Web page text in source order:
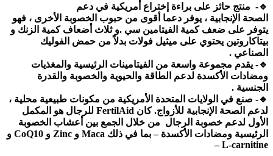
🔹️- منتج حائز على براءة إختراع أمريكية في دعم
الصحة الإنجابية ، يوفر دعما أقوى من حبوب الخصوبة الأخرى ، فهو
يتوفر على ضعف كمية الفيتامين سي .و ثلاث أضعاف كمية الزنك و
بيتاكاروتين يحتوي على ميثيل فولات بدلاً من حمض الفوليك
الصناعي .
🔹️- يقدم مجموعة واسعة من الفيتامينات الرئيسية والمغذيات
ومضادات الأكسدة لدعم الطاقة والحيوية والخصوبة والقدرة
الجنسية .
🔹️- صنع في الولايات المتحدة الأمريكية من مكونات طبيعية محلية ،
لدعم الصحة الإنجابية للأزواج. كان FertilAid للرجال هو المكمل
الأول لدعم خصوبة الرجال من خلال الجمع بين أعشاب الخصوبة
الرئيسية ومضادات الأكسدة – بما في ذلك Maca و Zinc و CoQ10 و
L-carnitine –